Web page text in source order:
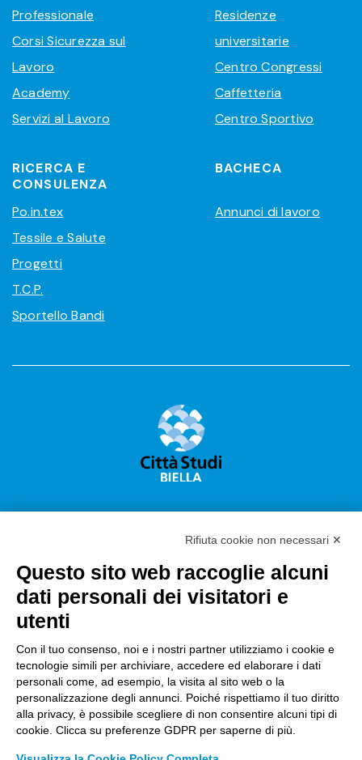
Professionale
Corsi Sicurezza sul
Lavoro
Academy
Servizi al Lavoro
Residenze
universitarie
Centro Congressi
Caffetteria
Centro Sportivo
RICERCA E
CONSULENZA
Po.in.tex
Tessile e Salute
Progetti
T.C.P.
Sportello Bandi
BACHECA
Annunci di lavoro
Città Studi S.p.A.
Sede Legale Corso G. Pella, 2 – 13900 Biella Italy –
18.235.000,00
Registro Imprese Biella C. F. e numero 01491490023 –
R.E.A. CCIAA BI n. 142579 – Partita IVA 01491490023
PEC:amm.cittastudi@pec.ptbiellese.it–
Rifiuta cookie non necessari ✕
Questo sito web raccoglie alcuni
dati personali dei visitatori e
utenti
Con il tuo consenso, noi e i nostri partner utilizziamo i cookie e
tecnologie simili per archiviare, accedere ed elaborare i dati
personali come, ad esempio, la visita al sito web o la
personalizzazione degli annunci. Poiché rispettiamo il tuo diritto
alla privacy, è possibile scegliere di non consentire alcuni tipi di
cookie. Clicca su preferenze GDPR per saperne di più.